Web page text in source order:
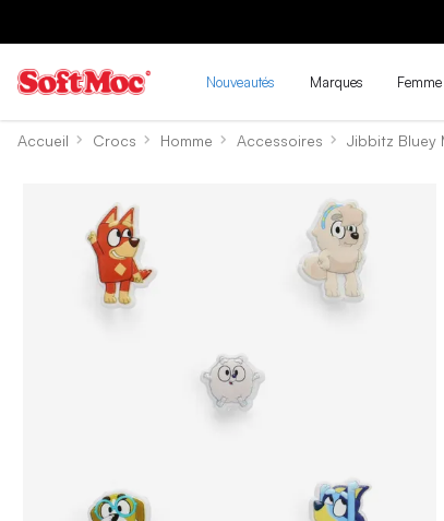
Nouveautés Marques Femme
Accueil Crocs Homme Accessoires Jibbitz Bluey